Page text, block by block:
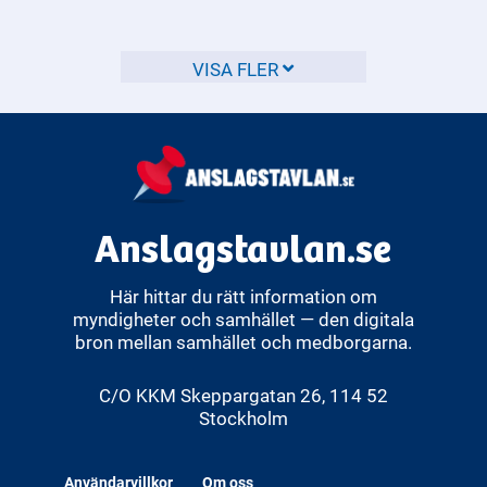
VISA FLER
Anslagstavlan.se
Här hittar du rätt information om
myndigheter och samhället — den digitala
bron mellan samhället och medborgarna.
C/O KKM Skeppargatan 26, 114 52
Stockholm
Användarvillkor Om oss